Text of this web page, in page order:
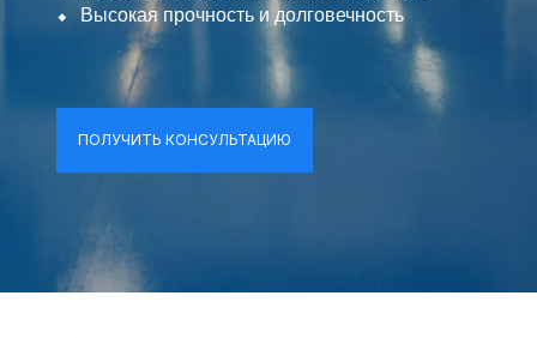
Высокая прочность и долговечность
ПОЛУЧИТЬ КОНСУЛЬТАЦИЮ